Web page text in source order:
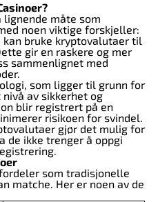
lignende måte som
noen viktige forskjeller:
kan bruke kryptovalutaer til
gir en raskere og mer
sammenlignet med
som ligger til grunn for
av sikkerhet og
blir registrert på en
risikoen for svindel.
gjør det mulig for
de ikke trenger å oppgi
som tradisjonelle
matche. Her er noen av de